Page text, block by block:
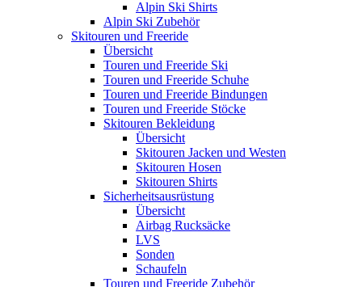
Alpin Ski Shirts
Alpin Ski Zubehör
Skitouren und Freeride
Übersicht
Touren und Freeride Ski
Touren und Freeride Schuhe
Touren und Freeride Bindungen
Touren und Freeride Stöcke
Skitouren Bekleidung
Übersicht
Skitouren Jacken und Westen
Skitouren Hosen
Skitouren Shirts
Sicherheitsausrüstung
Übersicht
Airbag Rucksäcke
LVS
Sonden
Schaufeln
Touren und Freeride Zubehör